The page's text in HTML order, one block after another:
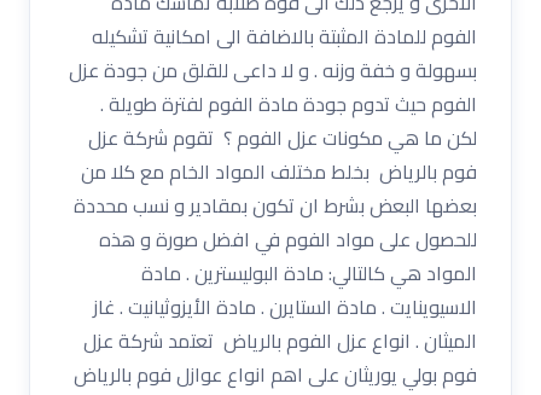
الفوم للمادة المثبتة بالاضافة الى امكانية تشكيله
بسهولة و خفة وزنه . و لا داعى للقلق من جودة عزل
الفوم حيث تدوم جودة مادة الفوم لفترة طويلة .
لكن ما هي مكونات عزل الفوم ؟ تقوم شركة عزل
فوم بالرياض بخلط مختلف المواد الخام مع كلا من
بعضها البعض بشرط ان تكون بمقادير و نسب محددة
للحصول على مواد الفوم في افضل صورة و هذه
المواد هي كالتالي: مادة البوليسترين . مادة
الاسيوينايت . مادة الستايرن . مادة الأيزوثيانيت . غاز
الميثان . انواع عزل الفوم بالرياض تعتمد شركة عزل
فوم بولي يوريثان على اهم انواع عوازل فوم بالرياض